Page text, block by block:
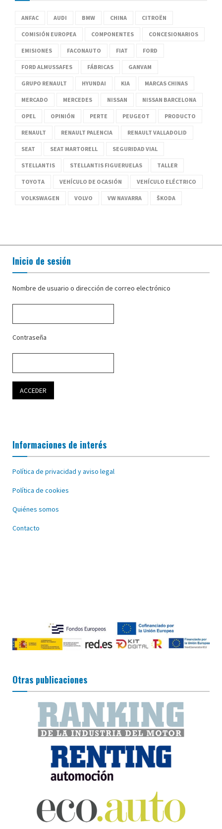
ANFAC AUDI BMW CHINA CITROËN
COMISIÓN EUROPEA COMPONENTES CONCESIONARIOS
EMISIONES FACONAUTO FIAT FORD
FORD ALMUSSAFES FÁBRICAS GANVAM
GRUPO RENAULT HYUNDAI KIA MARCAS CHINAS
MERCADO MERCEDES NISSAN NISSAN BARCELONA
OPEL OPINIÓN PERTE PEUGEOT PRODUCTO
RENAULT RENAULT PALENCIA RENAULT VALLADOLID
SEAT SEAT MARTORELL SEGURIDAD VIAL
STELLANTIS STELLANTIS FIGUERUELAS TALLER
TOYOTA VEHÍCULO DE OCASIÓN VEHÍCULO ELÉCTRICO
VOLKSWAGEN VOLVO VW NAVARRA ŠKODA
Inicio de sesión
Nombre de usuario o dirección de correo electrónico
Contraseña
Informaciones de interés
Política de privacidad y aviso legal
Política de cookies
Quiénes somos
Contacto
Otras publicaciones